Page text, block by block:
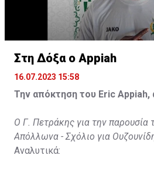
Στη Δόξα ο Appiah
16.07.2023 15:58
Την απόκτηση του Eric Appiah,
Ο Γ. Πετράκης για την παρουσία
Απόλλωνα - Σχόλιο για
Αναλυτικά: